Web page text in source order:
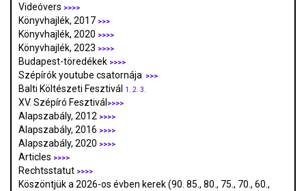
Videóvers >>>>
Könyvhajlék, 2017 >>>
Könyvhajlék, 2020 >>>>
Könyvhajlék, 2023 >>>>
Budapest-töredékek >>>>
Szépírók youtube csatornája >>>
Balti Költészeti Fesztivál 1. 2. 3.
XV. Szépíró Fesztivál >>>>
Alapszabály, 2012 >>>>
Alapszabály, 2016 >>>>
Alapszabály, 2020 >>>>
Articles >>>>
Rechtsstatut >>>>
Köszöntjük a 2026-os évben kerek (90. 85., 80., 75., 70., 60.,